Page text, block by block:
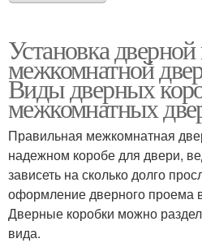
Установка
межкомнатной
Виды дверных
межкомнатных
Правильная межкомнатная
надежном коробе для двери,
зависеть на сколько долго
оформление дверного проема
Дверные коробки можно
вида.